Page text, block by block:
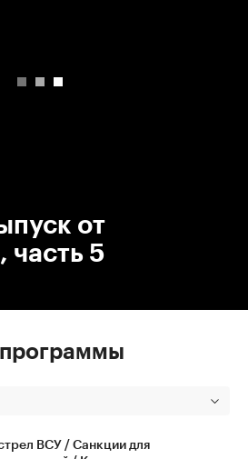
от
часть 5
программы
ВСУ / Санкции для